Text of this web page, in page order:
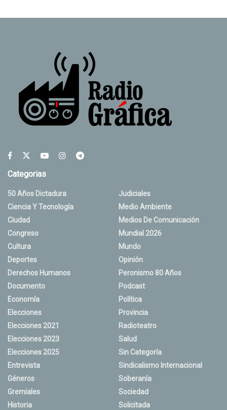
Categorias
50 Años Dictadura
Ciencia Y Tecnología
Ciudad
Congreso
Cultura
Deportes
Derechos Humanos
Documento
Economía
Elecciones
Elecciones 2021
Elecciones 2023
Elecciones 2025
Entrevista
Géneros
Gremiales
Historia
Judiciales
Medio Ambiente
Medios De Comunicación
Mundial 2026
Mundo
Opinión
Peronismo 80 Años
Podcast
Política
Provincia
Radioteatro
Salud
Sin Categoría
Sindicalismo Internacional
Soberanía
Sociedad
Solicitada